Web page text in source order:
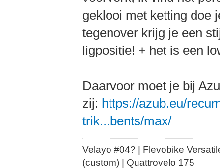
geklooi met ketting doe
tegenover krijg je een
ligpositie! + het is een
Daarvoor moet je bij
zij: https://azub.eu/
trik...bents/max/
Velayo #04? | Flevobike
(custom) | Quattrovelo 175